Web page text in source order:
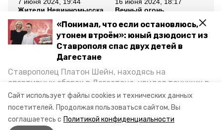
Сайт использует файлы cookies и технических данных
посетителей. Продолжая пользоваться сайтом, Вы
соглашаетесь с Политикой конфиденциальности
«Понимал, что если остановлюсь,
утонем втроём»: юный дзюдоист из
Ставрополя спас двух детей в
Дагестане
Ставрополец Платон Шейн, находясь на
спортивных сборах в Дегестане, увидел тонущих в
Каспийском море детей и бросился на помощь. По
возвращении домой, отважного мальчика
пригласили в министерство образования края и
наградили. Корреспондент «Победы26» пообщался
7 июня 2024, 19:44
Жители Невинномысска
выберут дизайн сквера
Нового
16 июня 2024, 18:17
Вечный огонь
мемориале в
Новоселицком округе
Все новости
общественный транспорт
день памяти и скорби невинномысск
горпарк